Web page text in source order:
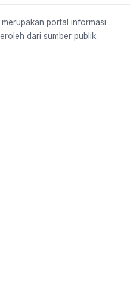
portal informasi
dari sumber publik.